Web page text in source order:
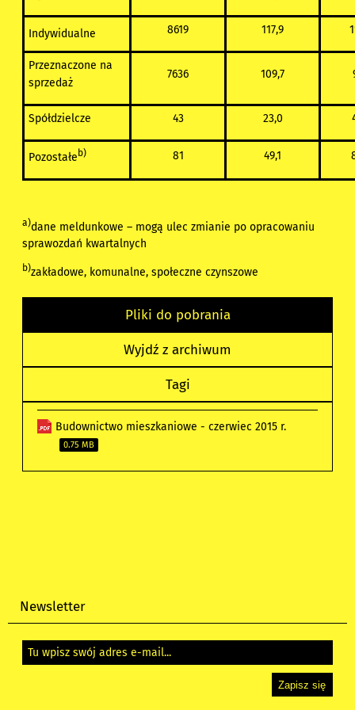
Indywidualne 8619 117,9
Przeznaczone na
sprzedaż
7636 109,7
Spółdzielcze 43 23,0
Pozostałeb) 81 49,1
a)dane meldunkowe – mogą ulec zmianie po opracowaniu
sprawozdań kwartalnych
b)zakładowe, komunalne, społeczne czynszowe
Pliki do pobrania
Wyjdź z archiwum
Tagi
Budownictwo mieszkaniowe - czerwiec 2015 r.
0.75 MB
Newsletter